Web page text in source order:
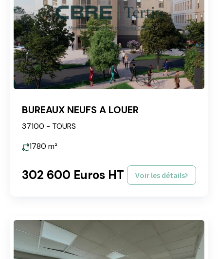
BUREAUX NEUFS A LOUER
37100 - TOURS
1780 m²
302 600 Euros HT Voir les détails